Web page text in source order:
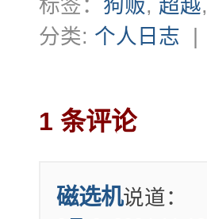
标签： 狗贩, 超越,
分类: 个人日志
1 条评论
磁选机说道：